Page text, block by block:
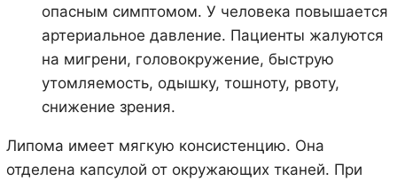
опасным симптомом. У человека повышается
артериальное давление. Пациенты жалуются
на мигрени, головокружение, быструю
утомляемость, одышку, тошноту, рвоту,
снижение зрения.
Липома имеет мягкую консистенцию. Она
отделена капсулой от окружающих тканей. При